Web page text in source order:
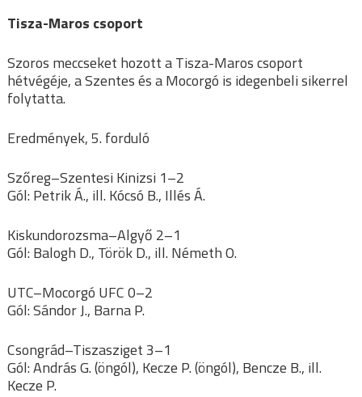
Tisza-Maros csoport
Szoros meccseket hozott a Tisza-Maros csoport
hétvégéje, a Szentes és a Mocorgó is idegenbeli sikerrel
folytatta.
Eredmények, 5. forduló
Szőreg–Szentesi Kinizsi 1–2
Gól: Petrik Á., ill. Kócsó B., Illés Á.
Kiskundorozsma–Algyő 2–1
Gól: Balogh D., Török D., ill. Németh O.
UTC–Mocorgó UFC 0–2
Gól: Sándor J., Barna P.
Csongrád–Tiszasziget 3–1
Gól: András G. (öngól), Kecze P. (öngól), Bencze B., ill.
Kecze P.